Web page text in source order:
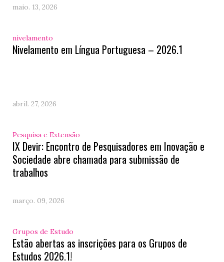
maio. 13, 2026
nivelamento
Nivelamento em Língua Portuguesa – 2026.1
abril. 27, 2026
Pesquisa e Extensão
IX Devir: Encontro de Pesquisadores em Inovação e
Sociedade abre chamada para submissão de
trabalhos
março. 09, 2026
Grupos de Estudo
Estão abertas as inscrições para os Grupos de
Estudos 2026.1!